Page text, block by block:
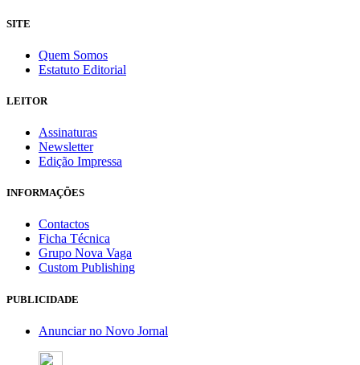
SITE
Quem Somos
Estatuto Editorial
LEITOR
Assinaturas
Newsletter
Edição Impressa
INFORMAÇÕES
Contactos
Ficha Técnica
Grupo Nova Vaga
Custom Publishing
PUBLICIDADE
Anunciar no Novo Jornal